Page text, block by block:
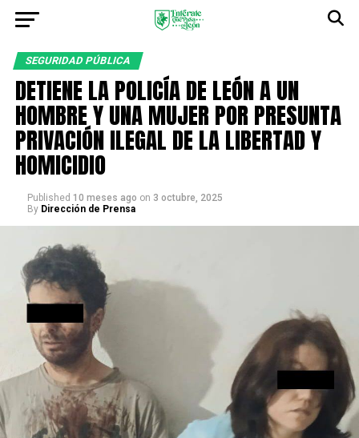
SEGURIDAD PÚBLICA
DETIENE LA POLICÍA DE LEÓN A UN
HOMBRE Y UNA MUJER POR PRESUNTA
PRIVACIÓN ILEGAL DE LA LIBERTAD Y
HOMICIDIO
Published 10 meses ago on 3 octubre, 2025
By Dirección de Prensa